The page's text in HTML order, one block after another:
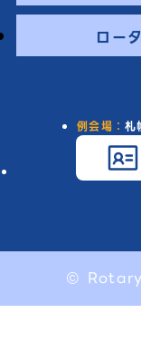
ロー
例会場：札
©